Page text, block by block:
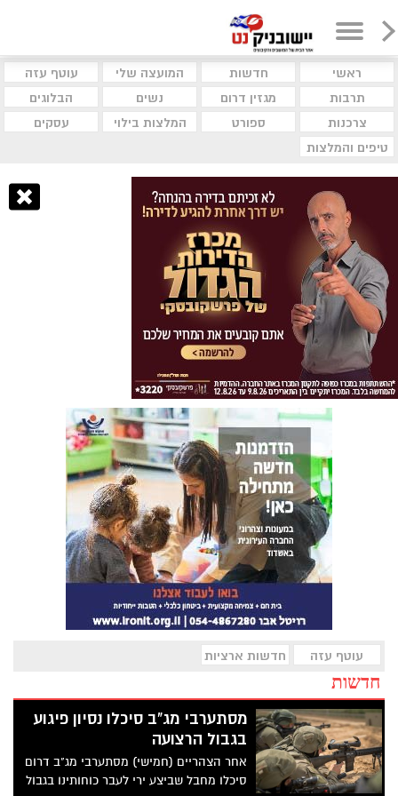
ראשי חדשות המועצה שלי
עוטף עזה
תרבות
מגזין דרום נשים
הבלוגים
צרכנות
ספורט המלצות בילוי
עסקים
טיפים והמלצות
עוטף עזה חדשות ארציות
חדשות
מסתערבי מג"ב סיכלו נסיון פיגוע
בגבול הרצועה
אחר הצהריים (חמישי) מסתערבי מג"ב דרום
סיכלו מחבל שביצע ירי לעבר כוחותינו בגבול